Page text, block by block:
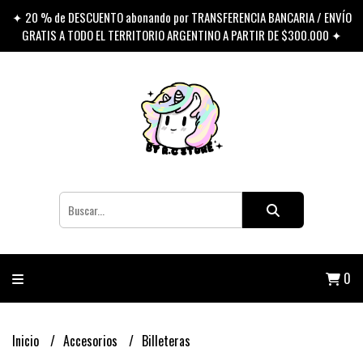
✦ 20 % de DESCUENTO abonando por TRANSFERENCIA BANCARIA / ENVÍO
GRATIS A TODO EL TERRITORIO ARGENTINO A PARTIR DE $300.000 ✦
0
Inicio Accesorios Billeteras